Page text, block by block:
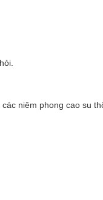
niêm phong cao su